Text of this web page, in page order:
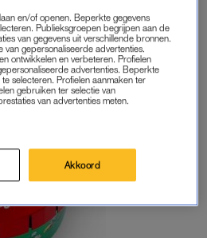
je tegenstanders te
formaat kun je het zelfs
en/of openen. Beperkte gegevens
Publieksgroepen begrijpen aan de
van gegevens uit verschillende bronnen.
van gepersonaliseerde advertenties.
ontwikkelen en verbeteren. Profielen
advertenties. Beperkte
selecteren. Profielen aanmaken ter
gebruiken ter selectie van
van advertenties meten.
Akkoord